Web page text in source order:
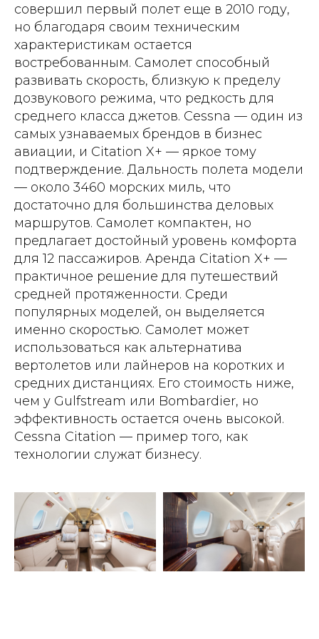
совершил первый полет еще в 2010 году,
но благодаря своим техническим
характеристикам остается
востребованным. Самолет способный
развивать скорость, близкую к пределу
дозвукового режима, что редкость для
среднего класса джетов. Cessna — один из
самых узнаваемых брендов в бизнес
авиации, и Citation X+ — яркое тому
подтверждение. Дальность полета модели
— около 3460 морских миль, что
достаточно для большинства деловых
маршрутов. Самолет компактен, но
предлагает достойный уровень комфорта
для 12 пассажиров. Аренда Citation X+ —
практичное решение для путешествий
средней протяженности. Среди
популярных моделей, он выделяется
именно скоростью. Самолет может
использоваться как альтернатива
вертолетов или лайнеров на коротких и
средних дистанциях. Его стоимость ниже,
чем у Gulfstream или Bombardier, но
эффективность остается очень высокой.
Cessna Citation — пример того, как
технологии служат бизнесу.